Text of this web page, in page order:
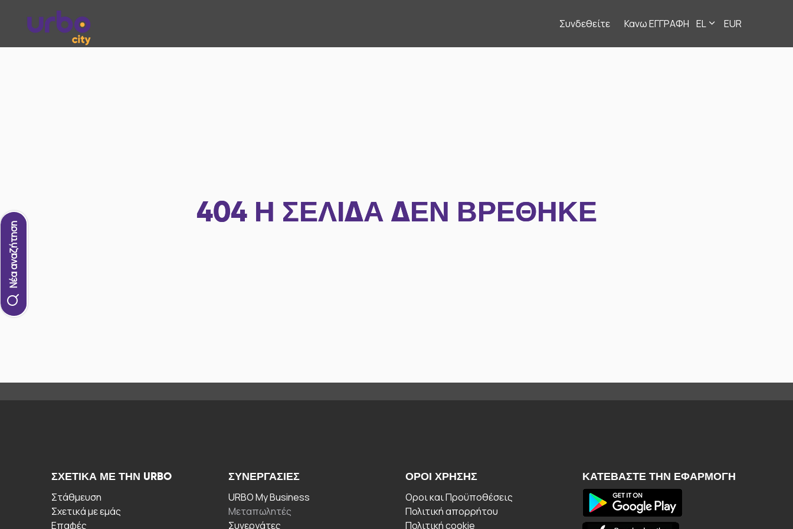
Συνδεθείτε Κανω ΕΓΓΡΑΦΗ EL EUR
Νέα αναζήτηση
404 Η ΣΕΛΊΔΑ ΔΕΝ ΒΡΈΘΗΚΕ
ΣΧΕΤΙΚΆ ΜΕ ΤΗΝ URBO
Στάθμευση
Σχετικά με εμάς
Επαφές
ΣΥΝΕΡΓΑΣΊΕΣ
URBO My Business
Μεταπωλητές
Συνεργάτες
ΟΡΟΙ ΧΡΉΣΗΣ
Οροι και Προϋποθέσεις
Πολιτική απορρήτου
Πολιτική cookie
ΚΑΤΕΒΆΣΤΕ ΤΗΝ ΕΦΑΡΜΟΓΉ